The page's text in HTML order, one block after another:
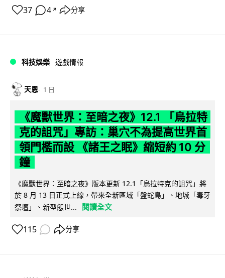
37 4 ↗ 分享
科技娛樂 遊戲情報
天恩 1 日
《魔獸世界：至暗之夜》12.1 「烏拉特
克的詛咒」專訪：巢穴不為提高世界首
領門檻而設 《諸王之眠》縮短約 10 分
鐘
《魔獸世界：至暗之夜》版本更新 12.1「烏拉特克的詛咒」將
於 8 月 13 日正式上線，帶來全新區域「盤蛇島」、地城「毒牙
祭壇」、新型態世...
閱讀全文
115 分享